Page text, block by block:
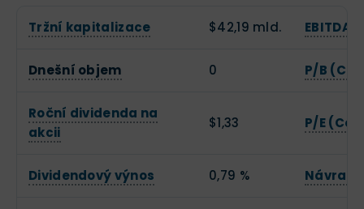
Tržní kapitalizace $42,19 mld. EBITDA
Dnešní objem 0 P/B
Roční dividenda na
akcii
$1,33 P/E
Dividendový výnos 0,79 %